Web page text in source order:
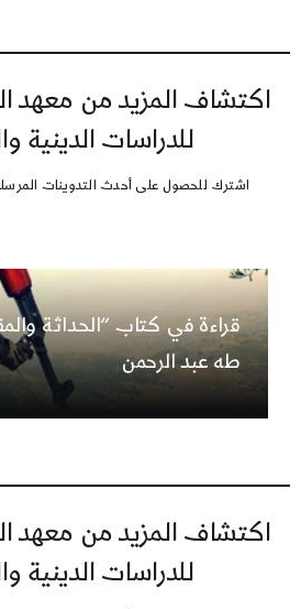
اكتشاف المزيد من معهد
للدراسات الدينية
اشترك للحصول على أحدث التدوينات
قراءة في كتاب “الحداثة
طه عبد الرحمن
اكتشاف المزيد من معهد
للدراسات الدينية